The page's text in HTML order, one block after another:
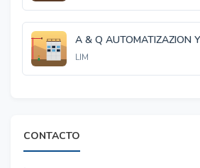
A & Q AUTOMATIZAZION
LIM
CONTACTO